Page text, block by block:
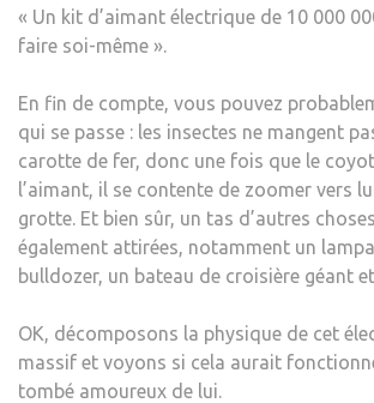
« Un kit d’aimant électrique de 10 000
faire soi-même ».
En fin de compte, vous pouvez
qui se passe : les insectes ne mangent
carotte de fer, donc une fois que le
l’aimant, il se contente de zoomer vers
grotte. Et bien sûr, un tas d’autres
également attirées, notamment un
bulldozer, un bateau de croisière géant
OK, décomposons la physique de cet
massif et voyons si cela aurait
tombé amoureux de lui.